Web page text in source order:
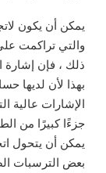
يمكن أن يكون
والتي تراكمت
ذلك ، فإن إشارة
بهذا لأن لديها
الإشارات عالية
جزءًا كبيرًا من
بعض الترسبات